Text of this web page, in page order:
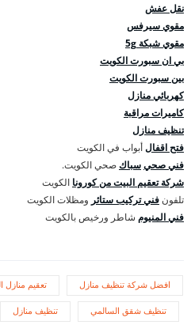
نقل عفش
مقوي سيرفس
مقوي شبكة 5g
بي ان سبورت الكويت
بين سبورت الكويت
كهربائي منازل
كاميرات مراقبة
تنظيف منازل
فتح اقفالأبواب في الكويت
فني صحيسباك صحي الكويت.
شركة تعقيم البيت من كورونا الكويت
تلفون فني تركيب ستائر ومظلات الكويت
فني المنيوم شاطر ورخيص بالكويت
افضل شركة تنظيف منازل تعقيم منازل
تنظيف شقق السالمي تنظيف منازل